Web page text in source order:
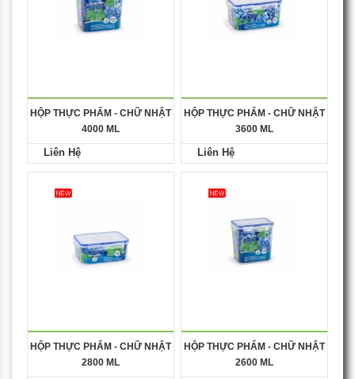
HỘP THỰC PHẨM - CHỮ NHẬT
4000 ML
Liên Hệ
HỘP THỰC PHẨM - CHỮ NHẬT
3600 ML
Liên Hệ
HỘP THỰC PHẨM - CHỮ NHẬT
2800 ML
HỘP THỰC PHẨM - CHỮ NHẬT
2600 ML